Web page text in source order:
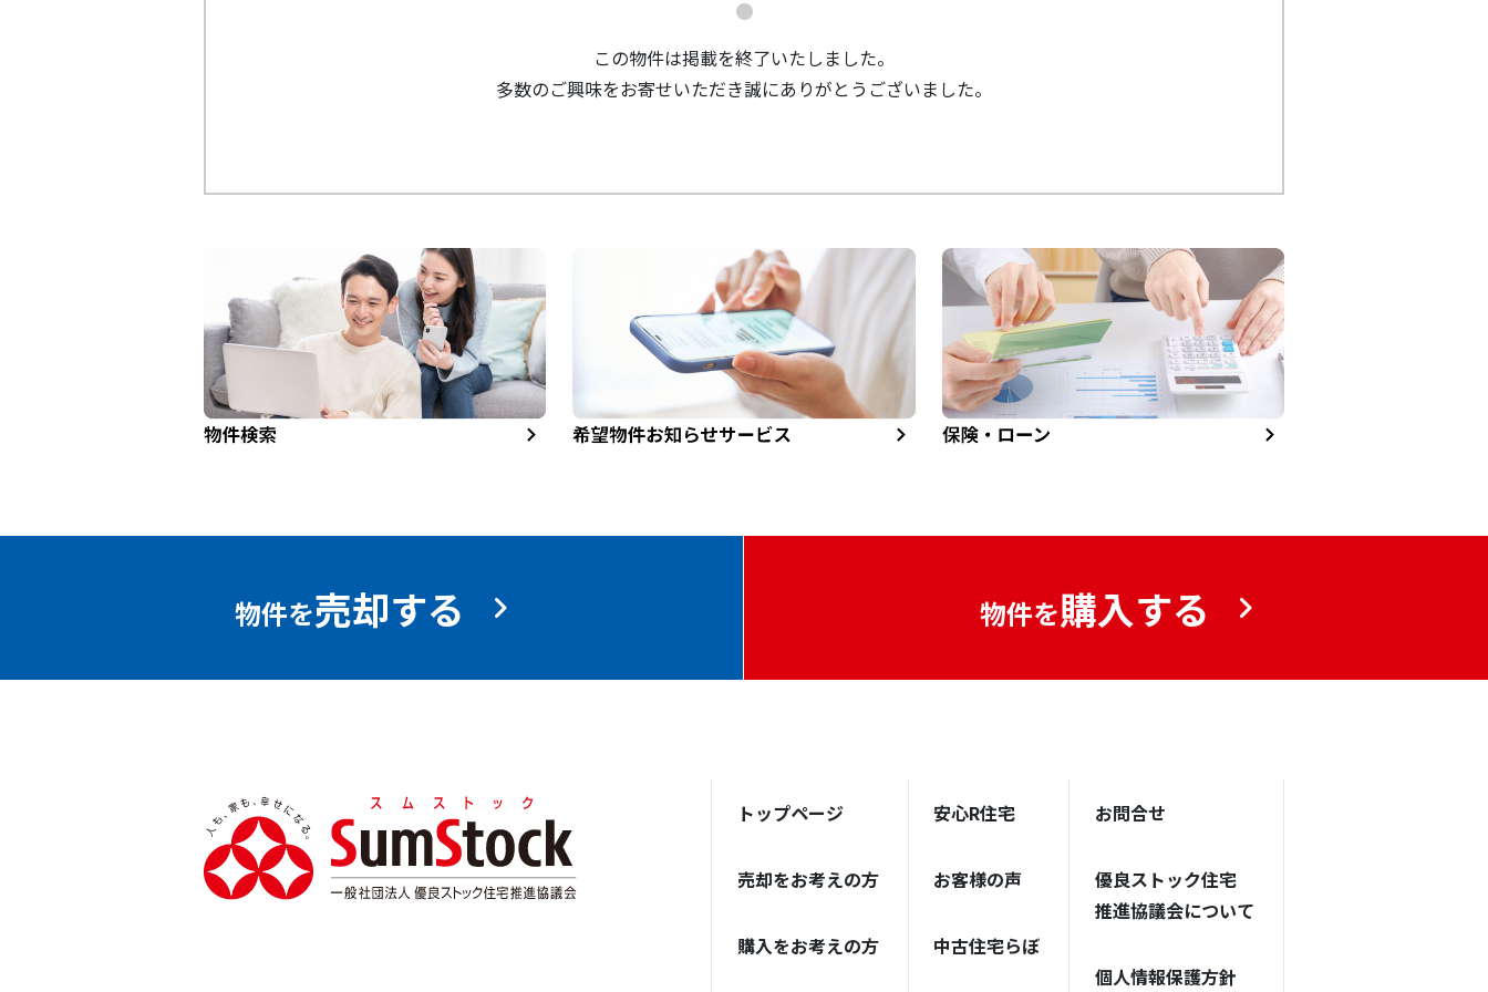
この物件は掲載を終了いたしました。
多数のご興味をお寄せいただき誠にありがとうございました。
物件を売却する 物件を購入する
トップページ
売却をお考えの方
購入をお考えの方
安心R住宅
お客様の声
中古住宅らぼ
お問合せ
優良ストック住宅
推進協議会について
個人情報保護方針